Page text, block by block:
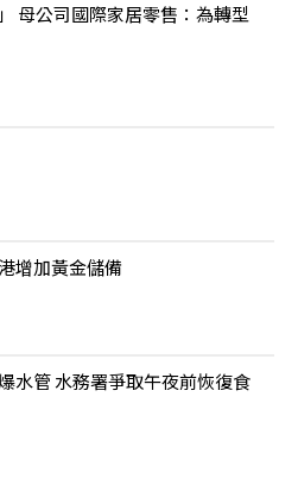
母公司國際家居零售：為轉型
增加黃金儲備
水管 水務署爭取午夜前恢復食